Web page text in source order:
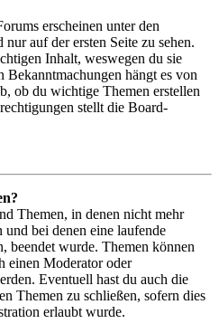
erscheinen unter den
auf der ersten Seite zu sehen.
Inhalt, weswegen du sie
Bekanntmachungen hängt es von
ob du wichtige Themen erstellen
stellt die Board-
Themen, in denen nicht mehr
bei denen eine laufende
beendet wurde. Themen können
einen Moderator oder
Eventuell hast du auch die
Themen zu schließen, sofern dies
erlaubt wurde.